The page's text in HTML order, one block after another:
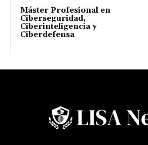
Máster Profesional en
Ciberseguridad,
Ciberinteligencia y
Ciberdefensa